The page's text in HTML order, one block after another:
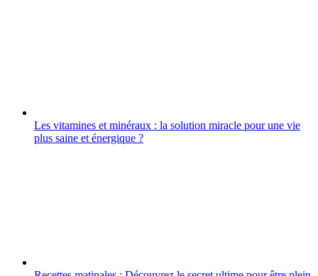
Les vitamines et minéraux : la solution miracle pour une vie
plus saine et énergique ?